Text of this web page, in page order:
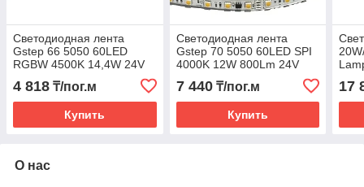
Светодиодная лента
Gstep 66 5050 60LED
RGBW 4500K 14,4W 24V
20IP 12mm
4 818 ₸/пог.м
Купить
Светодиодная лента
Gstep 70 5050 60LED SPI
4000K 12W 800Lm 24V
7 440₸/пог.м
Купить
17
О нас